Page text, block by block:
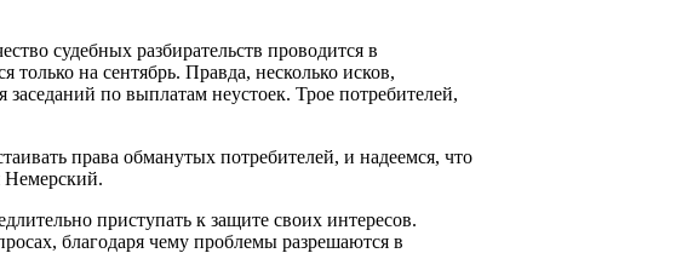
судебных разбирательств проводится в
на сентябрь. Правда, несколько исков,
по выплатам неустоек. Трое потребителей,
права обманутых потребителей, и надеемся, что
Немерский.
приступать к защите своих интересов.
благодаря чему проблемы разрешаются в